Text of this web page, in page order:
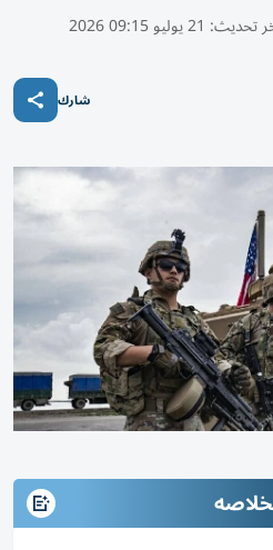
تحديث: 21 يوليو 09:15 2026
شارك